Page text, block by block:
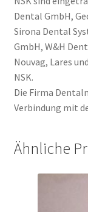
Dental GmbH,
Sirona Dental
GmbH, W&H
Nouvag, Lares
NSK.
Die Firma
Verbindung mit
Ähnliche